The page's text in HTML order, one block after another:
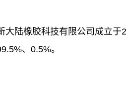
大陆橡胶科技有限公司成立
、0.5%。